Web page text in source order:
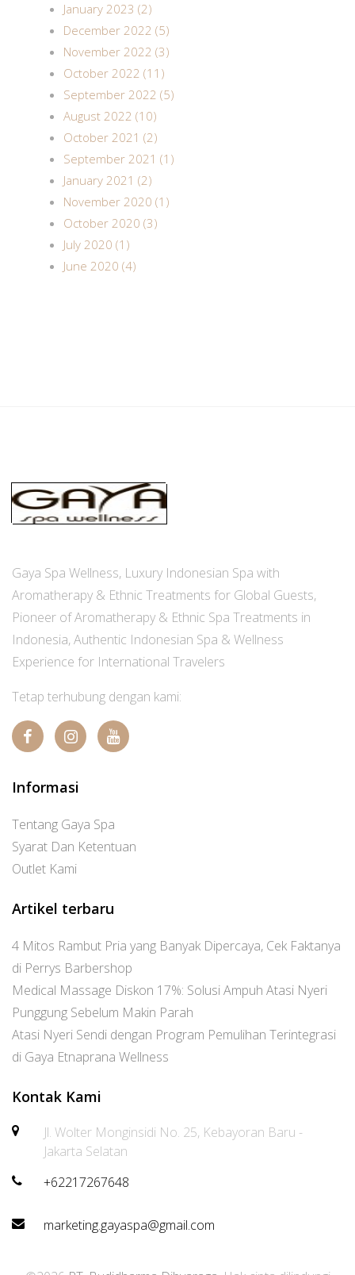
January 2023 (2)
December 2022 (5)
November 2022 (3)
October 2022 (11)
September 2022 (5)
August 2022 (10)
October 2021 (2)
September 2021 (1)
January 2021 (2)
November 2020 (1)
October 2020 (3)
July 2020 (1)
June 2020 (4)
Gaya Spa Wellness, Luxury Indonesian Spa with
Aromatherapy & Ethnic Treatments for Global Guests,
Pioneer of Aromatherapy & Ethnic Spa Treatments in
Indonesia, Authentic Indonesian Spa & Wellness
Experience for International Travelers
Tetap terhubung dengan kami:
Informasi
Tentang Gaya Spa
Syarat Dan Ketentuan
Outlet Kami
Artikel terbaru
4 Mitos Rambut Pria yang Banyak Dipercaya, Cek Faktanya
di Perrys Barbershop
Medical Massage Diskon 17%: Solusi Ampuh Atasi Nyeri
Punggung Sebelum Makin Parah
Atasi Nyeri Sendi dengan Program Pemulihan Terintegrasi
di Gaya Etnaprana Wellness
Kontak Kami
Jl. Wolter Monginsidi No. 25, Kebayoran Baru -
Jakarta Selatan
+62217267648
marketing.gayaspa@gmail.com